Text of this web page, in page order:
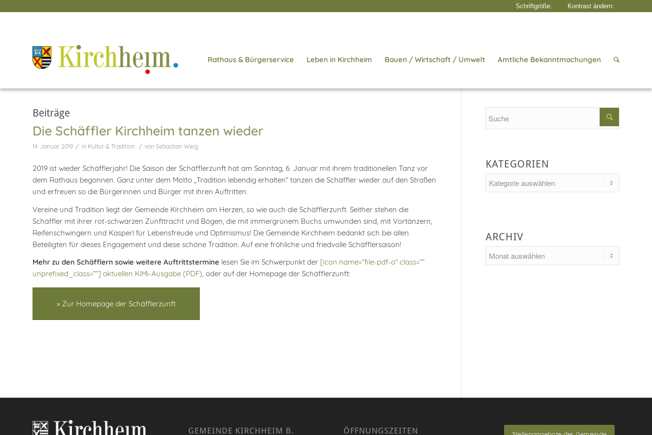
Rathaus & Bürgerservice Leben in Kirchheim Bauen / Wirtschaft / Umwelt Amtliche Bekanntmachungen
Beiträge
Die Schäffler Kirchheim tanzen wieder
14. Januar 2019 / in Kultur & Tradition / von Sebastian Weig
2019 ist wieder Schäfflerjahr! Die Saison der Schäfflerzunft hat am Sonntag, 6. Januar mit ihrem traditionellen Tanz vor
dem Rathaus begonnen. Ganz unter dem Motto „Tradition lebendig erhalten“ tanzen die Schäffler wieder auf den Straßen
und erfreuen so die Bürgerinnen und Bürger mit ihren Auftritten.
Vereine und Tradition liegt der Gemeinde Kirchheim am Herzen, so wie auch die Schäfflerzunft. Seither stehen die
Schäffler mit ihrer rot-schwarzen Zunfttracht und Bögen, die mit immergrünem Buchs umwunden sind, mit Vortänzern,
Reifenschwingern und Kasperl für Lebensfreude und Optimismus! Die Gemeinde Kirchheim bedankt sich bei allen
Beteiligten für dieses Engagement und diese schöne Tradition. Auf eine fröhliche und friedvolle Schäfflersaison!
Mehr zu den Schäfflern sowie weitere Auftrittstermine lesen Sie im Schwerpunkt der [icon name=“file-pdf-o“ class=““
unprefixed_class=““] aktuellen KiMi-Ausgabe (PDF), oder auf der Homepage der Schäfflerzunft:
» Zur Homepage der Schäfflerzunft
KATEGORIEN
ARCHIV
GEMEINDE KIRCHHEIM B. ÖFFNUNGSZEITEN